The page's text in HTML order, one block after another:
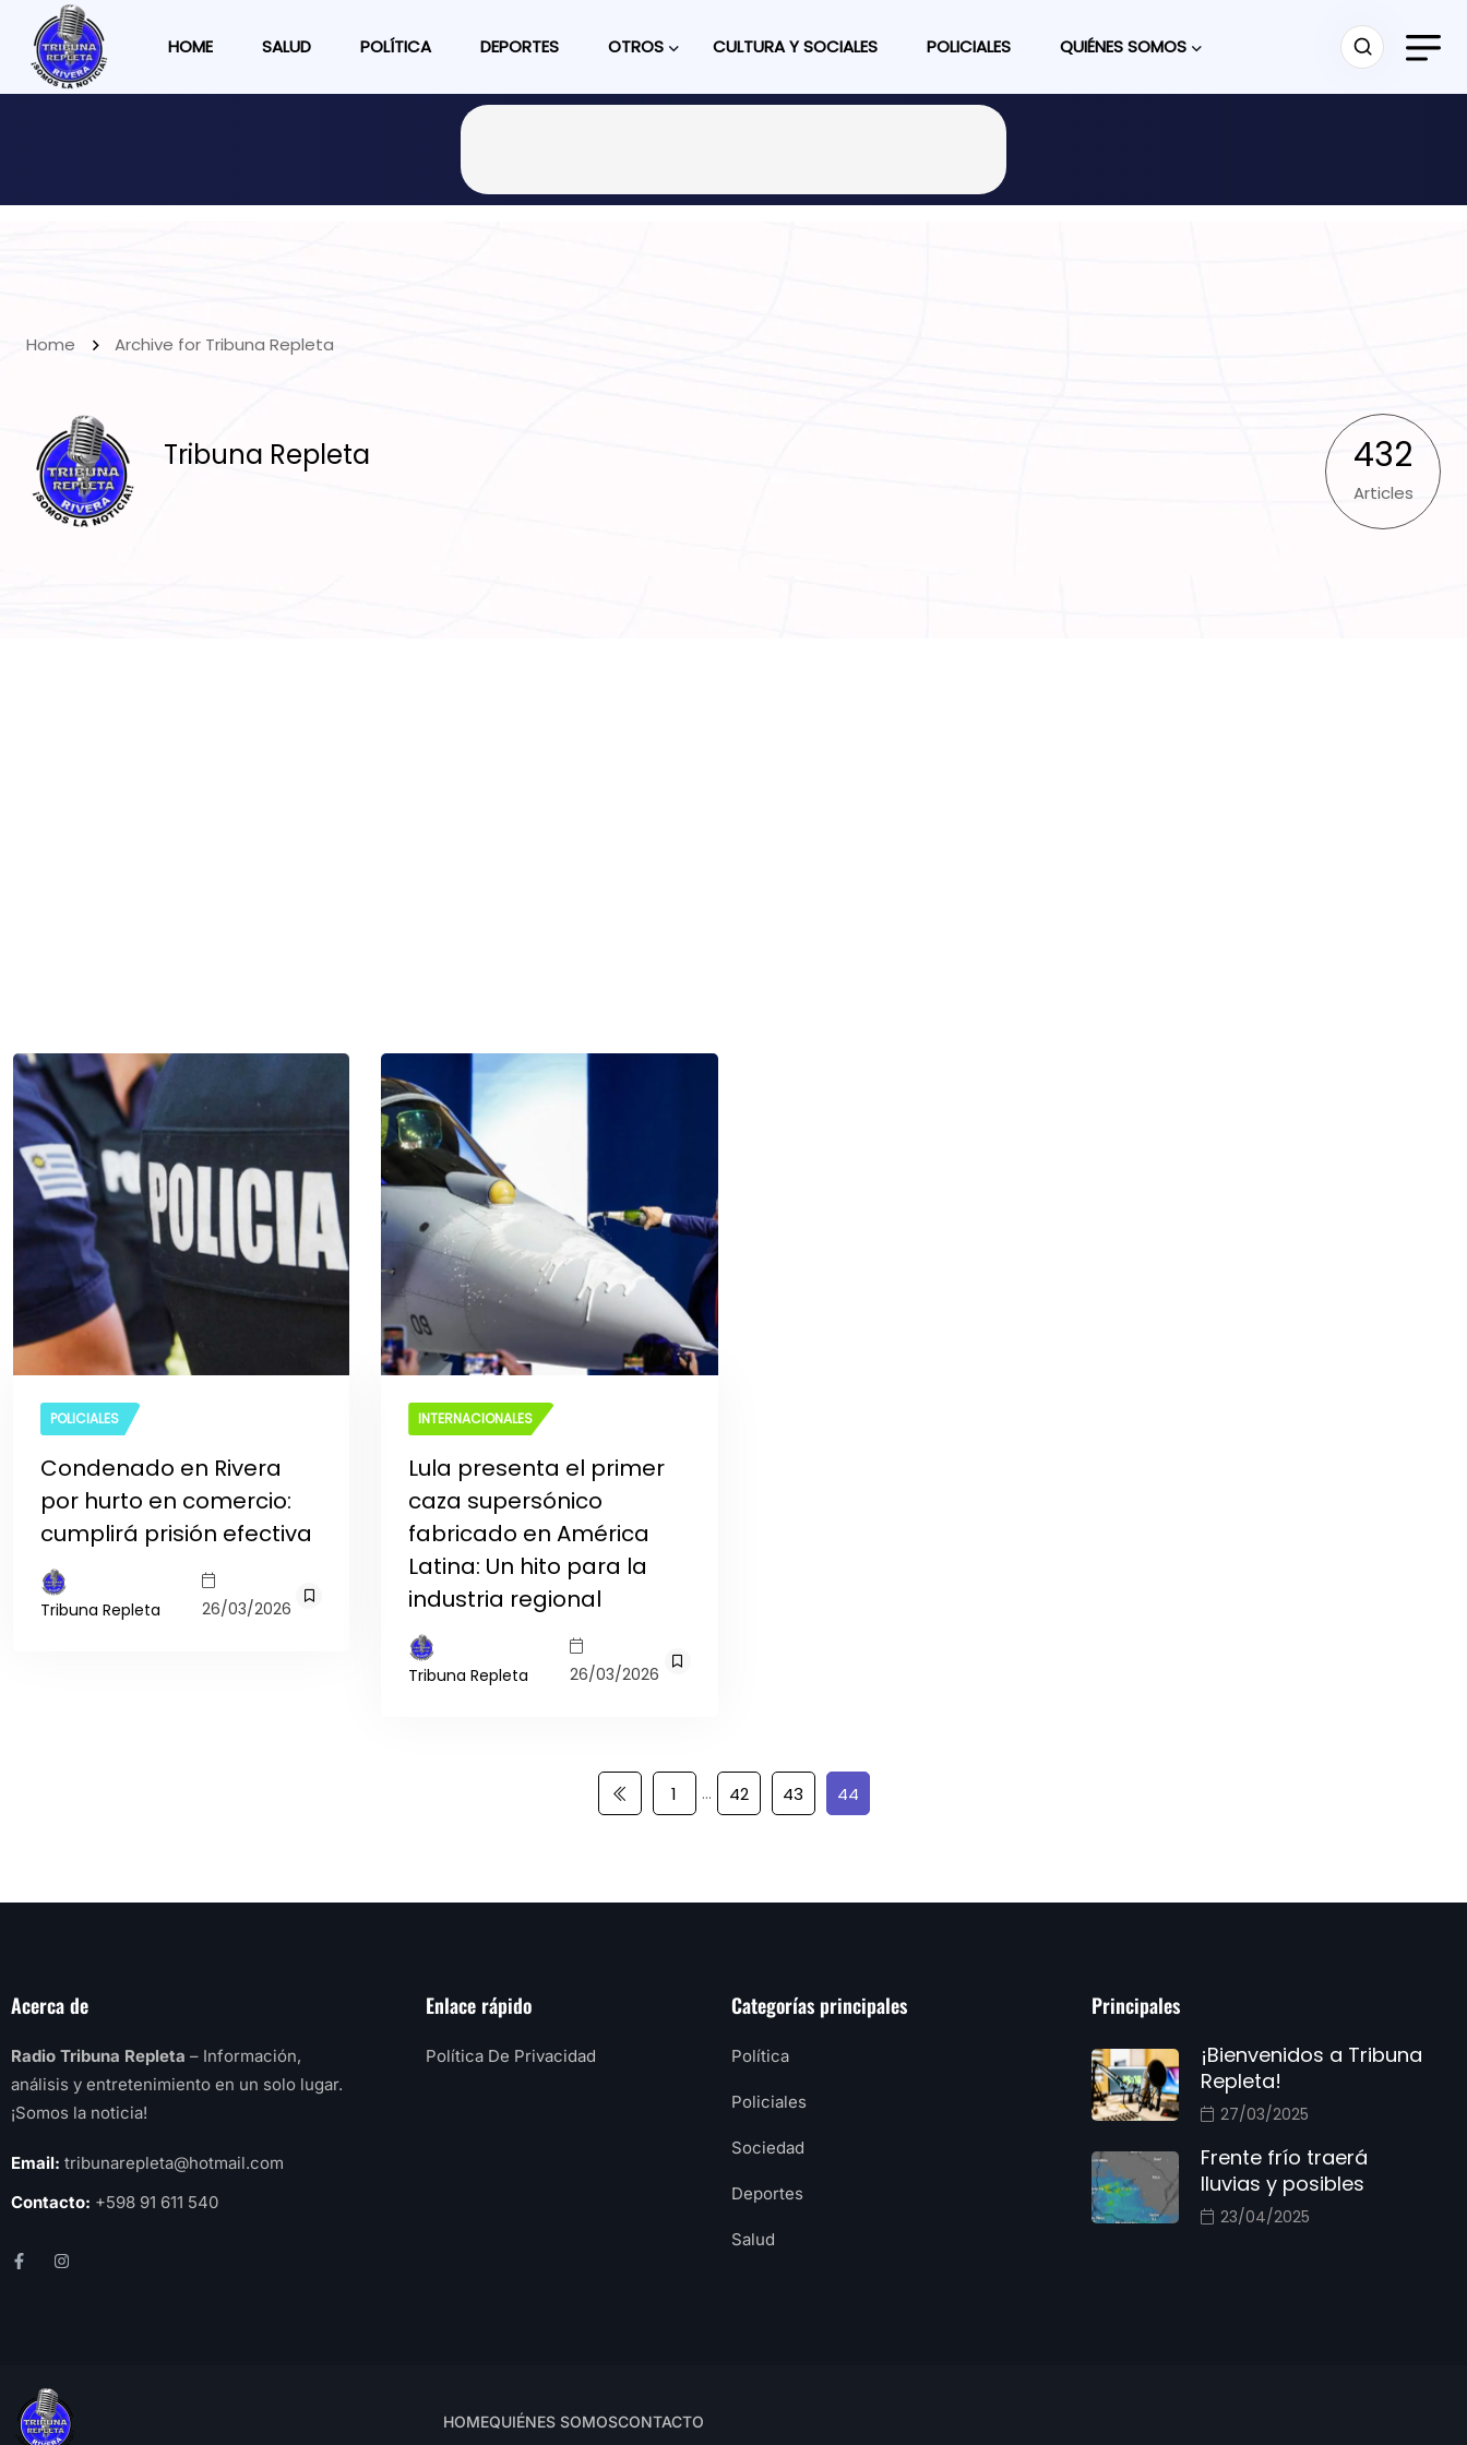
HOME SALUD POLÍTICA DEPORTES OTROS CULTURA Y SOCIALES POLICIALES QUIÉNES SOMOS
Home Archive for Tribuna Repleta
Tribuna Repleta 432
Articles
POLICIALES
Condenado en Rivera
por hurto en comercio:
cumplirá prisión efectiva
Tribuna Repleta 26/03/2026
INTERNACIONALES
Lula presenta el primer
caza supersónico
fabricado en América
Latina: Un hito para la
industria regional
Tribuna Repleta 26/03/2026
1 … 42 43 44
Acerca de
Radio Tribuna Repleta – Información,
análisis y entretenimiento en un solo lugar.
¡Somos la noticia!
Email: tribunarepleta@hotmail.com
Contacto: +598 91 611 540
Enlace rápido
Política De Privacidad
Categorías principales
Política
Policiales
Sociedad
Deportes
Salud
Principales
¡Bienvenidos a Tribuna
Repleta!
27/03/2025
Frente frío traerá
lluvias y posibles
23/04/2025
HOMEQUIÉNES SOMOSCONTACTO